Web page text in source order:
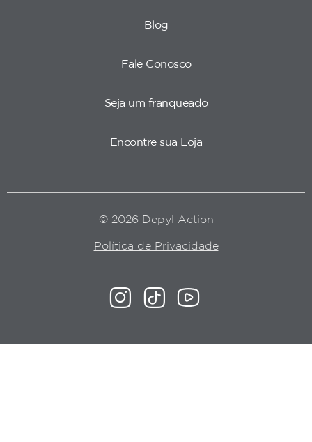
Blog
Fale Conosco
Seja um franqueado
Encontre sua Loja
© 2026 Depyl Action
Política de Privacidade